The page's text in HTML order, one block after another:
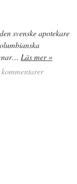
svenske apotekare
Läs mer »
kommentarer